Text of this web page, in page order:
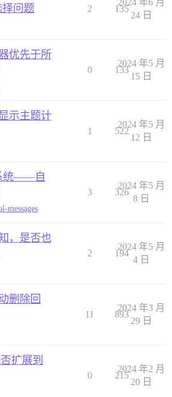
问题
2 135
2024 年6 月
24 日
优先于所
0 133
2024 年5 月
15 日
示主题计
1 522
2024 年5 月
12 日
统——自
messages
3 326
2024 年5 月
8 日
，是否也
2 194
2024 年5 月
4 日
删除回
11 893
2024 年3 月
29 日
扩展到
0 215
2024 年2 月
20 日